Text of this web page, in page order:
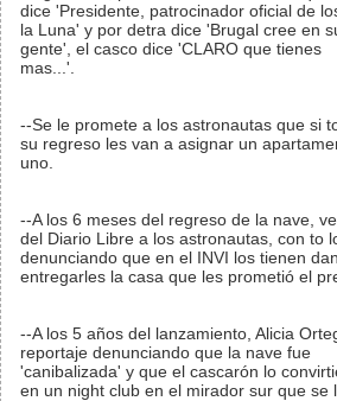
dice 'Presidente, patrocinador oficial de
la Luna' y por detra dice 'Brugal cree en
gente', el casco dice 'CLARO que tienes
mas...'.
--Se le promete a los astronautas que si
su regreso les van a asignar un
uno.
--A los 6 meses del regreso de la nave,
del Diario Libre a los astronautas, con to
denunciando que en el INVI los tienen
entregarles la casa que les prometió el
--A los 5 años del lanzamiento, Alicia
reportaje denunciando que la nave fue
'canibalizada' y que el cascarón lo
en un night club en el mirador sur que se